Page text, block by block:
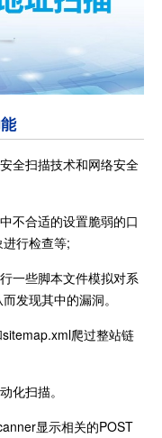
全扫描技术和网络安全
不合适的设置脆弱的口
行检查等;
一些脚本文件模拟对系
发现其中的漏洞。
爬过整站链
扫描。
显示相关的POST